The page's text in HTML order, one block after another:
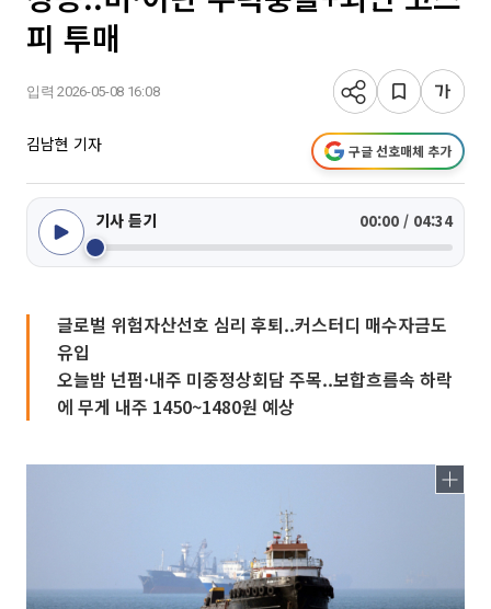
피 투매
입력 2026-05-08 16:08
김남현 기자 구글 선호매체 추가
기사 듣기 00:00 / 04:34
글로벌 위험자산선호 심리 후퇴..커스터디 매수자금도
유입
오늘밤 넌펌·내주 미중정상회담 주목..보합흐름속 하락
에 무게 내주 1450~1480원 예상